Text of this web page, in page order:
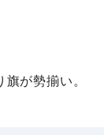
が勢揃い。